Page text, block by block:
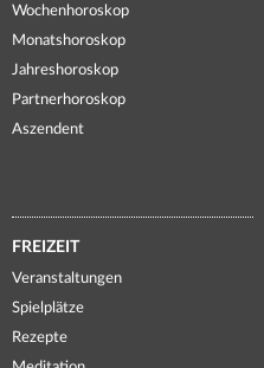
Wochenhoroskop
Monatshoroskop
Jahreshoroskop
Partnerhoroskop
Aszendent
FREIZEIT
Veranstaltungen
Spielplätze
Rezepte